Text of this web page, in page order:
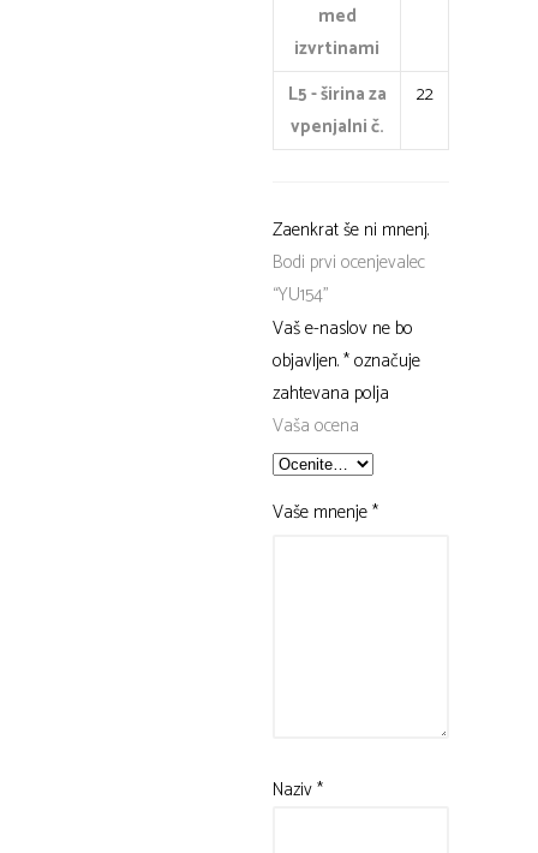
med
izvrtinami
L5 - širina za
vpenjalni č.
22
Zaenkrat še ni mnenj.
Bodi prvi ocenjevalec
“YU154”
Vaš e-naslov ne bo
objavljen.*označuje
zahtevana polja
Vaša ocena
Vaše mnenje*
Naziv*